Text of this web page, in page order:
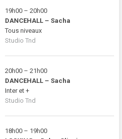
19h00 – 20h00
DANCEHALL – Sacha
Tous niveaux
Studio Tnd
20h00 – 21h00
DANCEHALL – Sacha
Inter et +
Studio Tnd
18h00 – 19h00